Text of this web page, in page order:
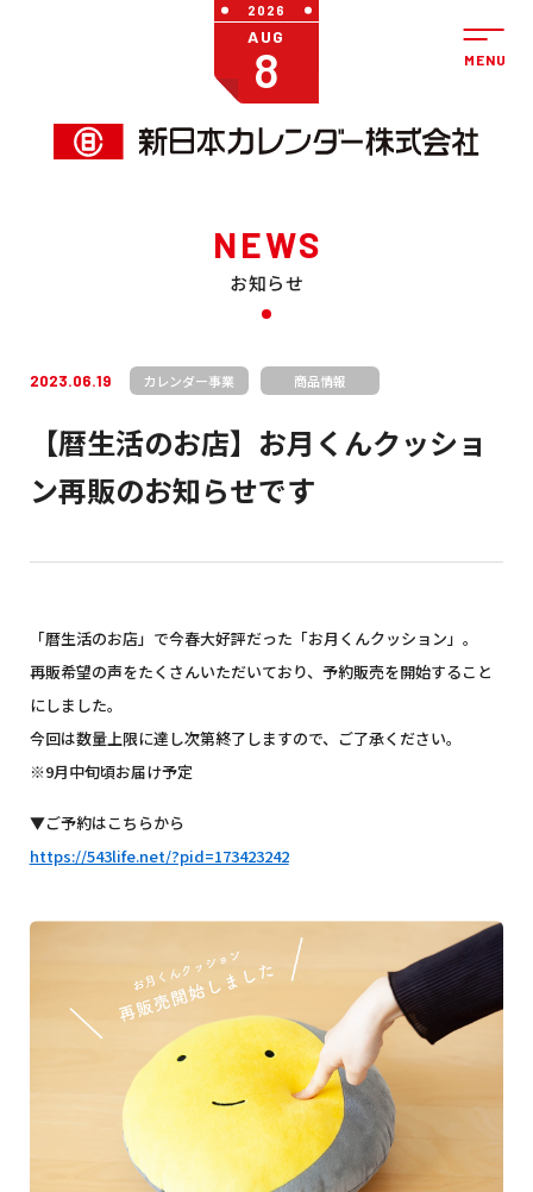
2026
AUG
8
NEWS
お知らせ
2023.06.19 カレンダー事業 商品情報
【暦生活のお店】お月くんクッショ
ン再販のお知らせです
「暦生活のお店」で今春大好評だった「お月くんクッション」。
再販希望の声をたくさんいただいており、予約販売を開始すること
にしました。
今回は数量上限に達し次第終了しますので、ご了承ください。
※9月中旬頃お届け予定
▼ご予約はこちらから
https://543life.net/?pid=173423242